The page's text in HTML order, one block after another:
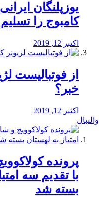
یوزپلنگان
کامبوج را
اکتبر 12, 2019
از فوتبالیست
خبر؟
اکتبر 12, 2019
والیبال
پرونده
با تقدیم سه
بسته شد